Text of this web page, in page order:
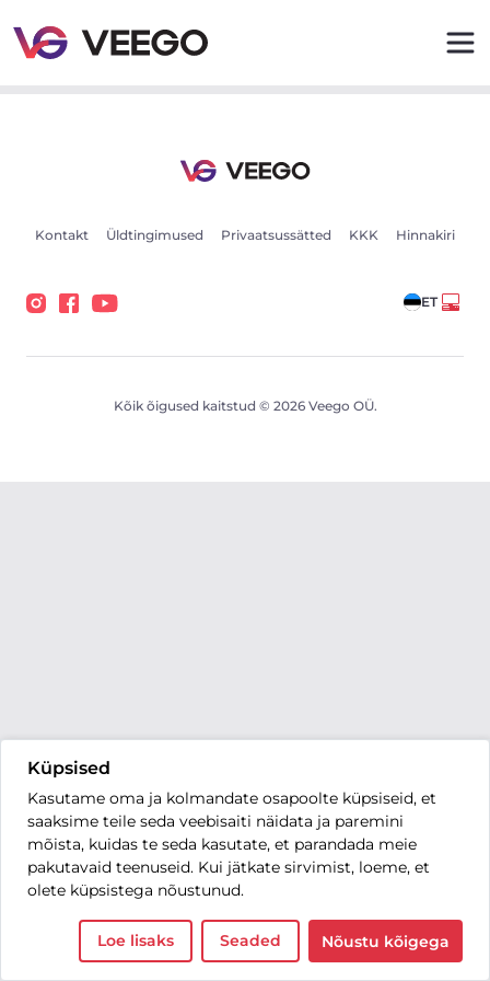
Küpsised
Kasutame oma ja kolmandate osapoolte küpsiseid, et
saaksime teile seda veebisaiti näidata ja paremini
mõista, kuidas te seda kasutate, et parandada meie
pakutavaid teenuseid. Kui jätkate sirvimist, loeme, et
olete küpsistega nõustunud.
Loe lisaks Seaded Nõustu kõigega
Kontakt Üldtingimused Privaatsussätted KKK Hinnakiri
ET
Kõik õigused kaitstud © 2026 Veego OÜ.